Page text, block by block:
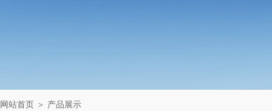
网站首页 ＞ 产品展示